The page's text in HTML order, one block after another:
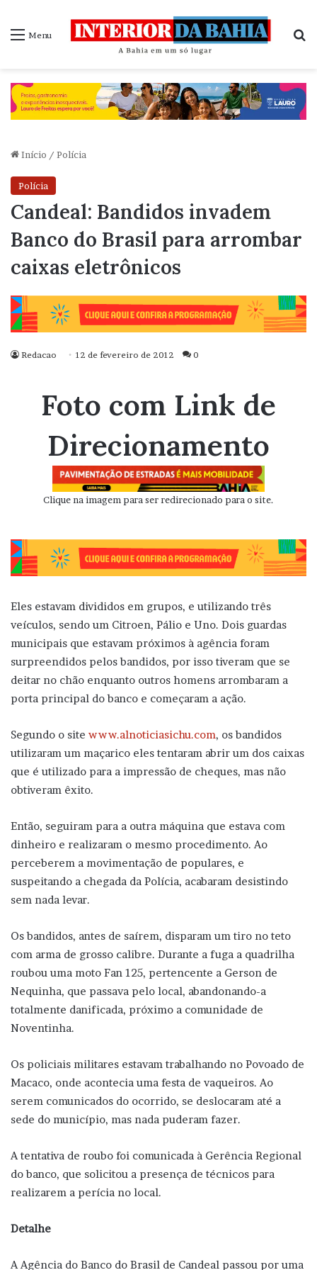
Menu
Início / Polícia
Polícia
Candeal: Bandidos invadem
Banco do Brasil para arrombar
caixas eletrônicos
Redacao 12 de fevereiro de 2012 0
Foto com Link de
Direcionamento
Clique na imagem para ser redirecionado para o site.
Eles estavam divididos em grupos, e utilizando três
veículos, sendo um Citroen, Pálio e Uno. Dois guardas
municipais que estavam próximos à agência foram
surpreendidos pelos bandidos, por isso tiveram que se
deitar no chão enquanto outros homens arrombaram a
porta principal do banco e começaram a ação.
Segundo o site www.alnoticiasichu.com, os bandidos
utilizaram um maçarico eles tentaram abrir um dos caixas
que é utilizado para a impressão de cheques, mas não
obtiveram êxito.
Então, seguiram para a outra máquina que estava com
dinheiro e realizaram o mesmo procedimento. Ao
perceberem a movimentação de populares, e
suspeitando a chegada da Polícia, acabaram desistindo
sem nada levar.
Os bandidos, antes de saírem, disparam um tiro no teto
com arma de grosso calibre. Durante a fuga a quadrilha
roubou uma moto Fan 125, pertencente a Gerson de
Nequinha, que passava pelo local, abandonando-a
totalmente danificada, próximo a comunidade de
Noventinha.
Os policiais militares estavam trabalhando no Povoado de
Macaco, onde acontecia uma festa de vaqueiros. Ao
serem comunicados do ocorrido, se deslocaram até a
sede do município, mas nada puderam fazer.
A tentativa de roubo foi comunicada à Gerência Regional
do banco, que solicitou a presença de técnicos para
realizarem a perícia no local.
Detalhe
A Agência do Banco do Brasil de Candeal passou por uma